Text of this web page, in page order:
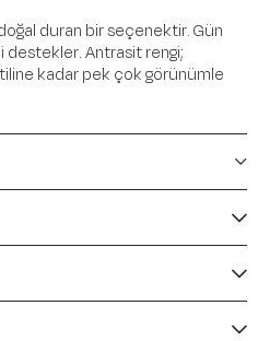
duran bir seçenektir. Gün
Antrasit rengi;
kadar pek çok görünümle